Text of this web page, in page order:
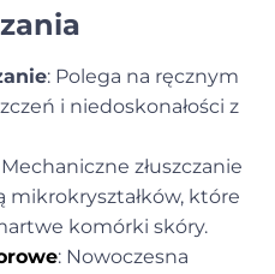
: Polega na ręcznym
i niedoskonałości z
Mechaniczne złuszczanie
mikrokryształków, które
komórki skóry.
: Nowoczesna